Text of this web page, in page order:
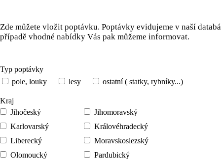
Zde můžete vložit poptávku. Poptávky evidujeme v naší
případě vhodné nabídky Vás pak můžeme informovat.
Typ poptávky
pole, louky
lesy ostatní ( statky, rybníky...)
Kraj
Jihočeský
Jihomoravský
Karlovarský
Královéhradecký
Liberecký
Moravskoslezský
Olomoucký
Pardubický